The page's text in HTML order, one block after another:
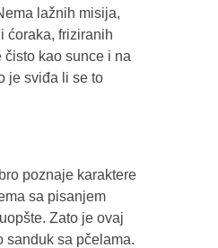
lažnih misija,
ćoraka, friziranih
čisto kao sunce i na
je sviđa li se to
poznaje karaktere
sa pisanjem
Zato je ovaj
sanduk sa pčelama.